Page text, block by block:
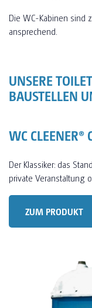
Die WC-Kabinen sind
ansprechend.
UNSERE
BAUSTELLEN
WC CLEENER®
Der Klassiker: das
private Veranstaltung
ZUM PRODUKT